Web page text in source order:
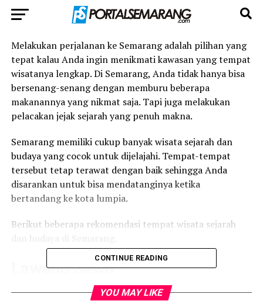
Melakukan perjalanan ke Semarang adalah pilihan yang
tepat kalau Anda ingin menikmati kawasan yang tempat
wisatanya lengkap. Di Semarang, Anda tidak hanya bisa
bersenang-senang dengan memburu beberapa
makanannya yang nikmat saja. Tapi juga melakukan
pelacakan jejak sejarah yang penuh makna.
Semarang memiliki cukup banyak wisata sejarah dan
budaya yang cocok untuk dijelajahi. Tempat-tempat
tersebut tetap terawat dengan baik sehingga Anda
disarankan untuk bisa mendatanginya ketika
bertandang ke kota lumpia.
Berikut beberapa rekomendasi tempat wisata sejarah
Lawang Sewu
CONTINUE READING
YOU MAY LIKE